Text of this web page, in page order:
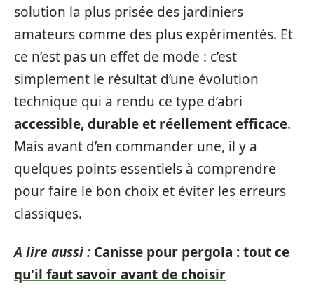
solution la plus prisée des jardiniers
amateurs comme des plus expérimentés. Et
ce n’est pas un effet de mode : c’est
simplement le résultat d’une évolution
technique qui a rendu ce type d’abri
accessible, durable et réellement efficace.
Mais avant d’en commander une, il y a
quelques points essentiels à comprendre
pour faire le bon choix et éviter les erreurs
classiques.
A lire aussi : Canisse pour pergola : tout ce
qu'il faut savoir avant de choisir